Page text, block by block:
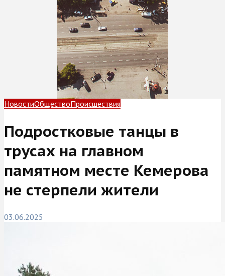
НовостиОбществоПроисшествия
Подростковые танцы в
трусах на главном
памятном месте Кемерова
не стерпели жители
03.06.2025